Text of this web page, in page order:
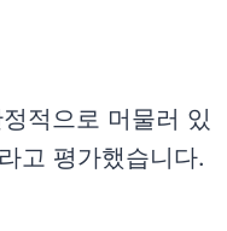
적으로 머물러 있
고 평가했습니다.